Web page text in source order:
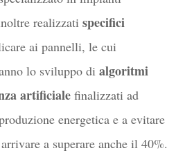
realizzati specifici
ai pannelli, le cui
lo sviluppo di algoritmi
artificialefinalizzati ad
energetica e a evitare
a superare anche il 40%.